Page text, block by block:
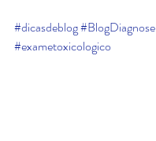
#dicasdeblog#BlogDiagnose
#exametoxicologico